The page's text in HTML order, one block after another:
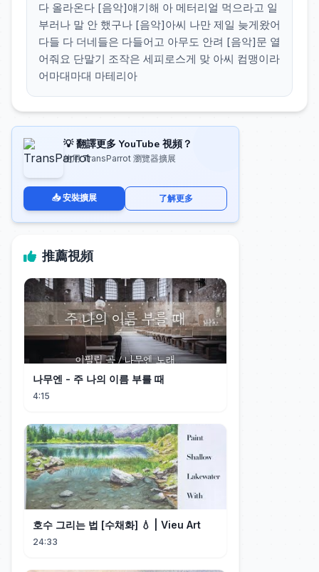
다 올라온다 [음악]얘기해 아 메터리얼 먹으라고 일
부러나 말 안 했구나 [음악]아씨 나만 제일 늦게왔어
다들 다 더네들은 다들어고 아무도 안려 [음악]문 열
어줘요 단말기 조작은 세피로스게 맞 아씨 컴맹이라
어마대마대 마테리아
💡 翻譯更多 YouTube 視頻？
使用 TransParrot 瀏覽器擴展
📥 安裝擴展 了解更多
推薦視頻
나무엔 - 주 나의 이름 부를 때
4:15
호수 그리는 법 [수채화] 💧 | Vieu Art
24:33